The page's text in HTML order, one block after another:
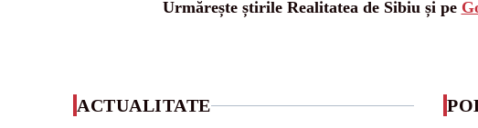
Urmărește știrile Realitatea de Sibiu și pe
ACTUALITATE